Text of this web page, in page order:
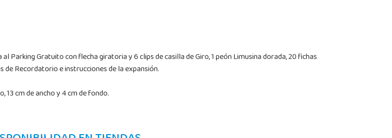
Parking Gratuito con flecha giratoria y 6 clips de casilla de Giro, 1 peón Limusina dorada, 20 fichas
Recordatorio e instrucciones de la expansión.
13 cm de ancho y 4 cm de fondo.